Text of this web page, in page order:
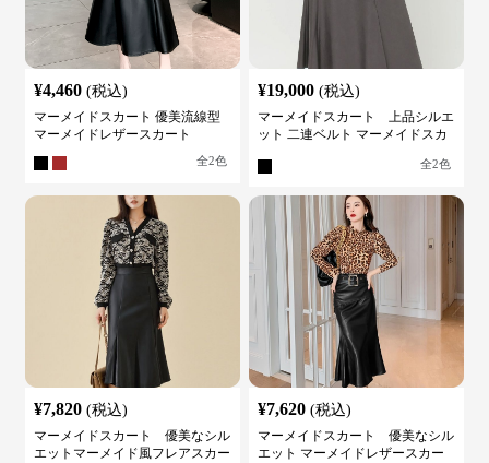
¥4,460 (税込)
マーメイドスカート 優美流線型
マーメイドレザースカート
全2色
¥19,000 (税込)
マーメイドスカート 上品シルエ
ット 二連ベルト マーメイドスカ
全2色
¥7,820 (税込)
マーメイドスカート 優美なシル
エットマーメイド風フレアスカー
¥7,620 (税込)
マーメイドスカート 優美なシル
エット マーメイドレザースカー